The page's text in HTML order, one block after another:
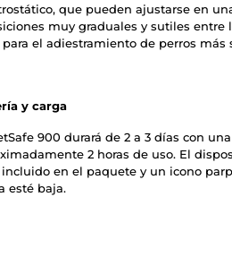
que pueden ajustarse en
muy graduales y sutiles entre
el adiestramiento de perros más
y carga
900 durará de 2 a 3 días con
2 horas de uso. El
incluido en el paquete y un icono
esté baja.